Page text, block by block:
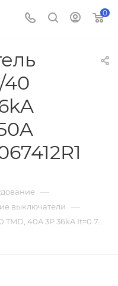
0
40
—
выключатели —
40A 3P 36kA It=0.7…